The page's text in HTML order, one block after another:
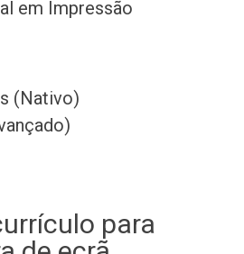
em Impressão
(Nativo)
para